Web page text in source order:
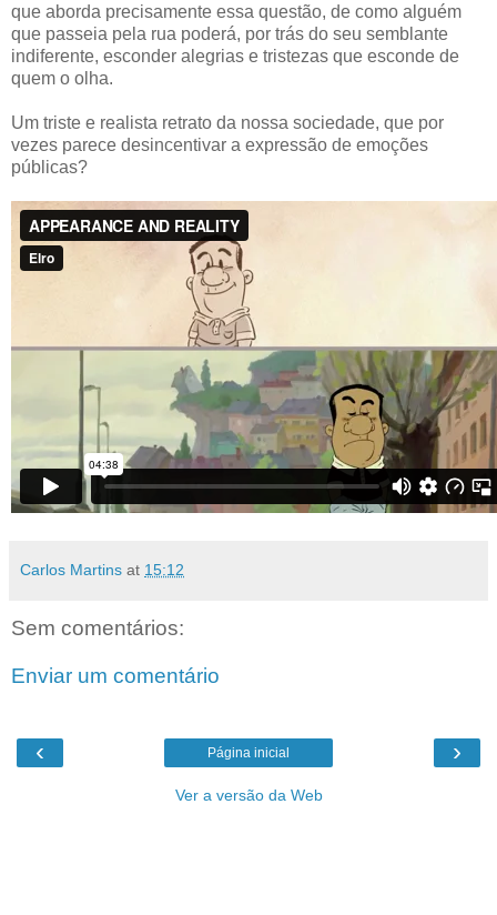
que aborda precisamente essa questão, de como alguém
que passeia pela rua poderá, por trás do seu semblante
indiferente, esconder alegrias e tristezas que esconde de
quem o olha.
Um triste e realista retrato da nossa sociedade, que por
vezes parece desincentivar a expressão de emoções
públicas?
Carlos Martins at 15:12
Sem comentários:
Enviar um comentário
‹ ›
Página inicial
Ver a versão da Web